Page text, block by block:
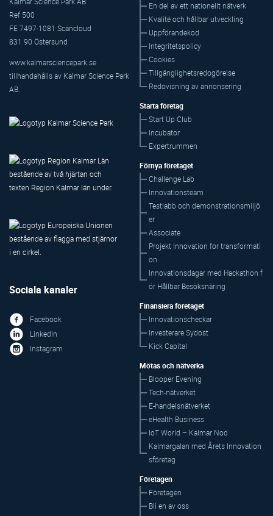
Ref 500
FE 7497-1081 Scancloud
831 90 Östersund
www.kalmarsciencepark.se
tillhandahålls av Kalmar Science Park
AB.
Sociala kanaler
Facebook
Linkedin
Instagram
En del av ett nationellt nätverk
Kvalité och hållbar utveckling
Uppförandekod
Integritetspolicy
Cookies
Tillgänglighetsredogörelse
Redovisning av annonsering
Starta företag
Start Up Club
Incubator
Expertrummen
Förnya företaget
Challenge Lab
Innovationsteam
Testlabb och demonstrationsmiljö
er
Associate
Projekt Innovation for transformati
on
Innovationsdagar med Hackathon f
ör Hållbar Besöksnäring
Finansiera företaget
Innovationscheckar
Investerare Sydost
Kick Capital
Mötas och nätverka
Blooper Evening
Tech-nätverket
E-handelsnätverket
eHealth Business
IoT World – Kalmar Nod
Kalmargalan med Årets Innovation
sföretag
Företagen
Företagen
Bli en av oss